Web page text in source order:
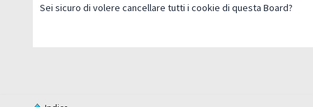
Sei sicuro di volere cancellare tutti i cookie di questa Board?